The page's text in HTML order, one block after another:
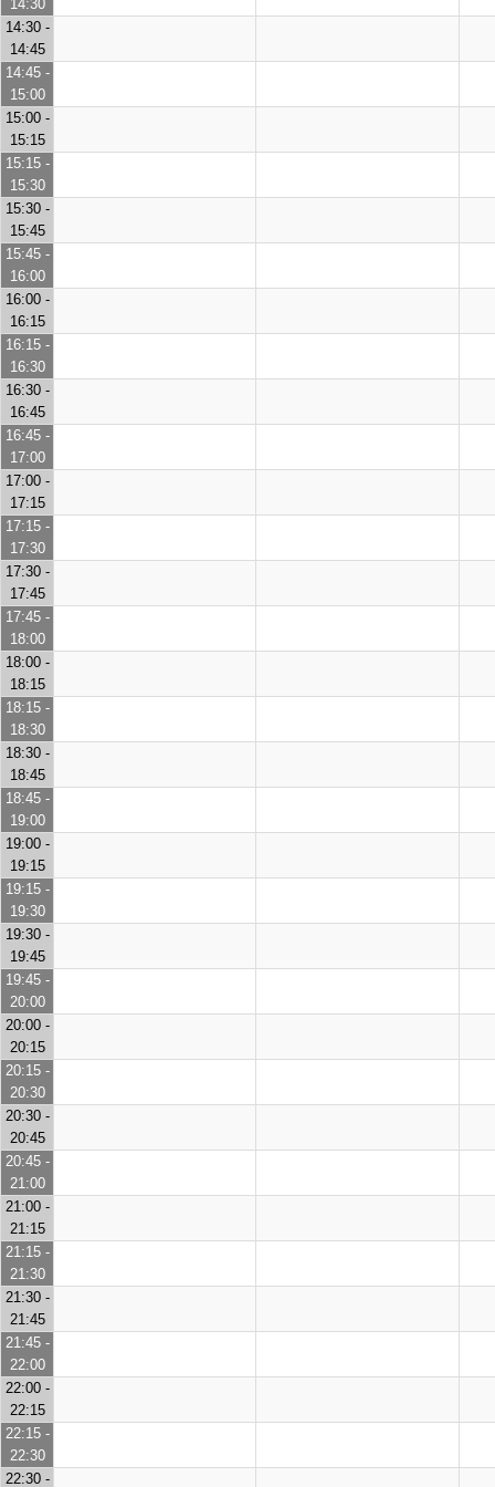
14:30
14:30 -
14:45
14:45 -
15:00
15:00 -
15:15
15:15 -
15:30
15:30 -
15:45
15:45 -
16:00
16:00 -
16:15
16:15 -
16:30
16:30 -
16:45
16:45 -
17:00
17:00 -
17:15
17:15 -
17:30
17:30 -
17:45
17:45 -
18:00
18:00 -
18:15
18:15 -
18:30
18:30 -
18:45
18:45 -
19:00
19:00 -
19:15
19:15 -
19:30
19:30 -
19:45
19:45 -
20:00
20:00 -
20:15
20:15 -
20:30
20:30 -
20:45
20:45 -
21:00
21:00 -
21:15
21:15 -
21:30
21:30 -
21:45
21:45 -
22:00
22:00 -
22:15
22:15 -
22:30
22:30 -